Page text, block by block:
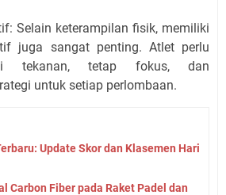
Selain keterampilan fisik, memiliki
juga sangat penting. Atlet perlu
tekanan, tetap fokus, dan
untuk setiap perlombaan.
Update Skor dan Klasemen Hari
Carbon Fiber pada Raket Padel dan